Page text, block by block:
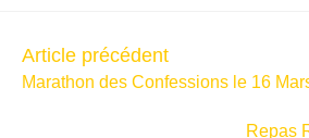
Article précédent
Marathon des Confessions le 16
Repas